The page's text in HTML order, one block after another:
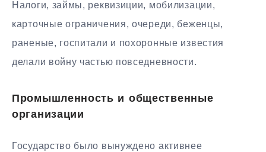
Налоги, займы, реквизиции, мобилизации,
карточные ограничения, очереди, беженцы,
раненые, госпитали и похоронные известия
делали войну частью повседневности.
Промышленность и общественные
организации
Государство было вынуждено активнее